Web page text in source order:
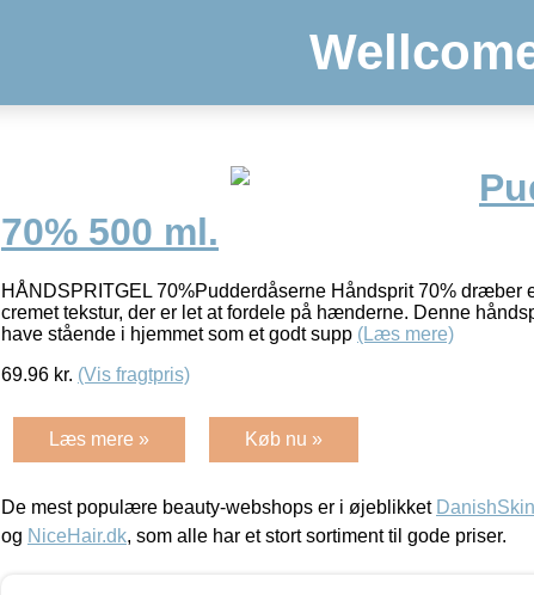
70% 500 ml.
HÅNDSPRITGEL 70%Pudderdåserne Håndsprit 70% dræber
cremet tekstur, der er let at fordele på hænderne. Denne
have stående i hjemmet som et godt supp (Læs mere)
69.96 kr. (Vis fragtpris)
Læs mere » Køb nu »
De mest populære beauty-webshops er i øjeblikket
og NiceHair.dk, som alle har et stort sortiment til gode priser.